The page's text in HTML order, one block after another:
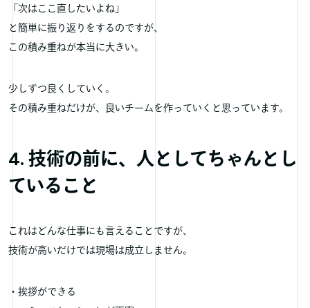
「次はここ直したいよね」
と簡単に振り返りをするのですが、
この積み重ねが本当に大きい。
少しずつ良くしていく。
その積み重ねだけが、良いチームを作っていくと思っています。
4. 技術の前に、人としてちゃんとし
ていること
これはどんな仕事にも言えることですが、
技術が高いだけでは現場は成立しません。
・挨拶ができる